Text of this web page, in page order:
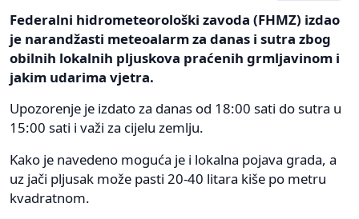
Federalni hidrometeorološki zavoda (FHMZ) izdao
je narandžasti meteoalarm za danas i sutra zbog
obilnih lokalnih pljuskova praćenih grmljavinom i
jakim udarima vjetra.
Upozorenje je izdato za danas od 18:00 sati do sutra u
15:00 sati i važi za cijelu zemlju.
Kako je navedeno moguća je i lokalna pojava grada, a
uz jači pljusak može pasti 20-40 litara kiše po metru
kvadratnom.